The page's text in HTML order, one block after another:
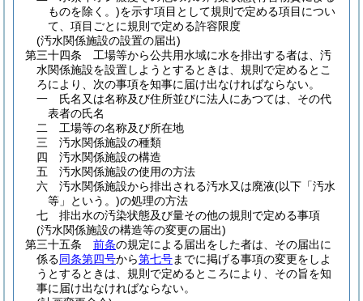
ものを除く。)を示す項目として規則で定める項目につい
て、項目ごとに規則で定める許容限度
(汚水関係施設の設置の届出)
第三十四条
工場等から公共用水域に水を排出する者は、汚
水関係施設を設置しようとするときは、規則で定めるとこ
ろにより、次の事項を知事に届け出なければならない。
一
氏名又は名称及び住所並びに法人にあつては、その代
表者の氏名
二
工場等の名称及び所在地
三
汚水関係施設の種類
四
汚水関係施設の構造
五
汚水関係施設の使用の方法
六
汚水関係施設から排出される汚水又は廃液(以下「汚水
等」という。)の処理の方法
七
排出水の汚染状態及び量その他の規則で定める事項
(汚水関係施設の構造等の変更の届出)
第三十五条
前条の規定による届出をした者は、その届出に
係る同条第四号から第七号までに掲げる事項の変更をしよ
うとするときは、規則で定めるところにより、その旨を知
事に届け出なければならない。